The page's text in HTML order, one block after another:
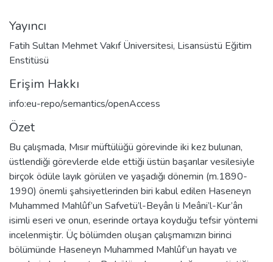
Yayıncı
Fatih Sultan Mehmet Vakıf Üniversitesi, Lisansüstü Eğitim
Enstitüsü
Erişim Hakkı
info:eu-repo/semantics/openAccess
Özet
Bu çalışmada, Mısır müftülüğü görevinde iki kez bulunan,
üstlendiği görevlerde elde ettiği üstün başarılar vesilesiyle
birçok ödüle layık görülen ve yaşadığı dönemin (m.1890-
1990) önemli şahsiyetlerinden biri kabul edilen Haseneyn
Muhammed Mahlûf’un Safvetü’l-Beyân li Meâni’l-Kur’ân
isimli eseri ve onun, eserinde ortaya koyduğu tefsir yöntemi
incelenmiştir. Üç bölümden oluşan çalışmamızın birinci
bölümünde Haseneyn Muhammed Mahlûf’un hayatı ve